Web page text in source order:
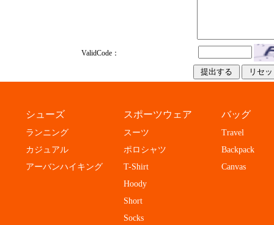
ValidCode：
シューズ
ランニング
カジュアル
アーバンハイキング
スポーツウェア
スーツ
ポロシャツ
T-Shirt
Hoody
Short
Socks
バッグ
Travel
Backpack
Canvas